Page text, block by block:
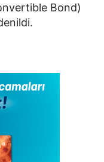
Bond)